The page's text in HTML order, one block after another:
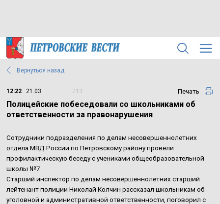
Вернуться назад
12:22 21.03 713 Печать
Полицейские побеседовали со школьниками об
ответственности за правонарушения
Сотрудники подразделения по делам несовершеннолетних
отдела МВД России по Петровскому району провели
профилактическую беседу с учениками общеобразовательной
школы №7.
Старший инспектор по делам несовершеннолетних старший
лейтенант полиции Николай Колчин рассказал школьникам об
уголовной и административной ответственности, поговорил с